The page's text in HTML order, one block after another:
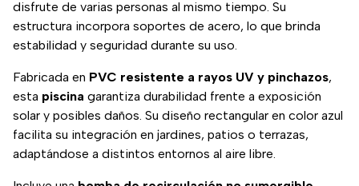
disfrute de varias personas al mismo tiempo. Su
estructura incorpora soportes de acero, lo que brinda
estabilidad y seguridad durante su uso.
Fabricada en PVC resistente a rayos UV y pinchazos,
esta piscina garantiza durabilidad frente a exposición
solar y posibles daños. Su diseño rectangular en color azul
facilita su integración en jardines, patios o terrazas,
adaptándose a distintos entornos al aire libre.